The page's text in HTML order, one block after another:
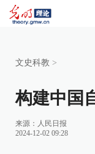
文史科教 >
构建中国
来源： 人民日报
2024-12-02 09:28